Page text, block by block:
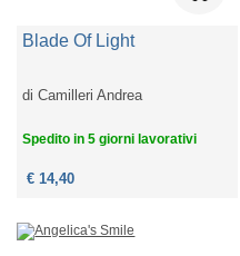
Blade Of Light
diCamilleri Andrea
Spedito in 5 giorni lavorativi
€ 14,40